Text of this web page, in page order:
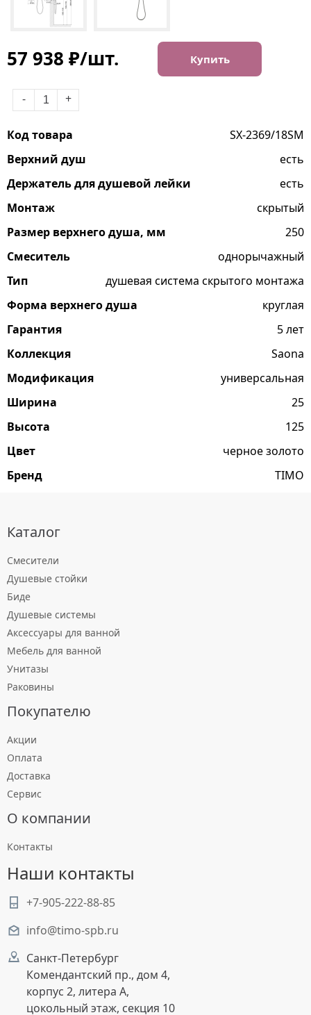
57 938 ₽/шт. Купить
- +
Код товара
SX-2369/18SM
Верхний душ
есть
Держатель для душевой лейки
есть
Монтаж
скрытый
Размер верхнего душа, мм
250
Смеситель
однорычажный
Тип
душевая система скрытого монтажа
Форма верхнего душа
круглая
Гарантия
5 лет
Коллекция
Saona
Модификация
универсальная
Ширина
25
Высота
125
Цвет
черное золото
Бренд
TIMO
Каталог
Смесители
Душевые стойки
Биде
Душевые системы
Аксессуары для ванной
Мебель для ванной
Унитазы
Раковины
Покупателю
Акции
Оплата
Доставка
Сервис
О компании
Контакты
Наши контакты
+7-905-222-88-85
info@timo-spb.ru
Санкт-Петербург
Комендантский пр., дом 4,
корпус 2, литера А,
цокольный этаж, секция 10